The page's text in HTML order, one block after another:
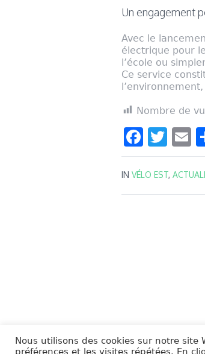
Un engagement
Avec le
électrique pour
l’école ou
Ce service
Nombre de
IN VÉLO EST,
Nous utilisons des cookies sur notre
préférences et les visites répétées. En